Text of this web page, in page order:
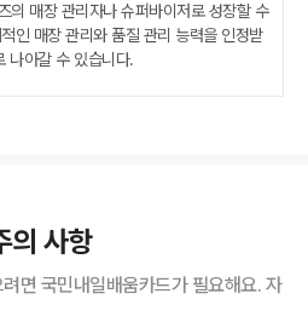
의 매장 관리자나 슈퍼바이저로 성장할 수
인 매장 관리와 품질 관리 능력을 인정받
나아갈 수 있습니다.
의 사항
면 국민내일배움카드가 필요해요. 자